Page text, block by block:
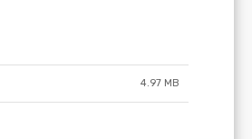
4.97 MB